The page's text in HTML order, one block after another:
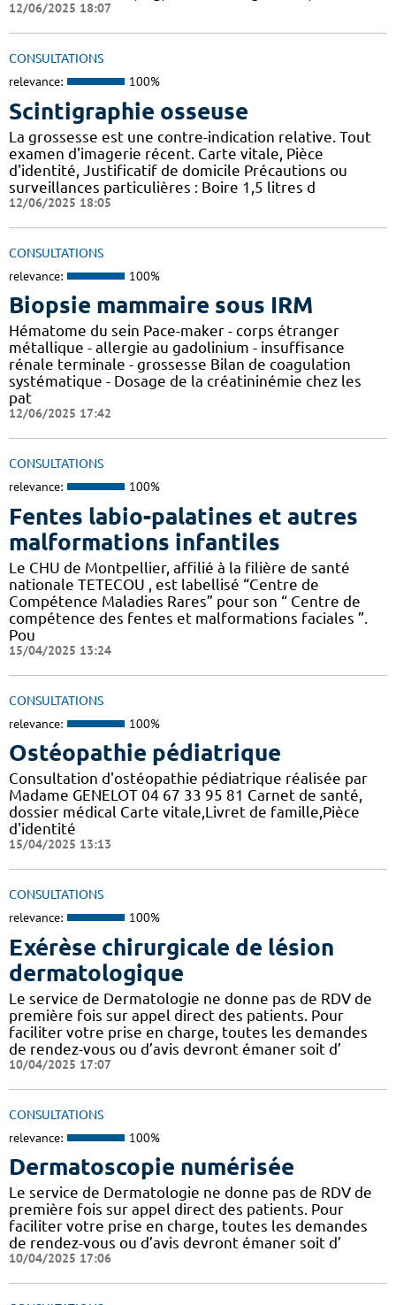
12/06/2025 18:07
CONSULTATIONS
relevance: 100%
Scintigraphie osseuse
La grossesse est une contre-indication relative. Tout
examen d'imagerie récent. Carte vitale, Pièce
d'identité, Justificatif de domicile Précautions ou
surveillances particulières : Boire 1,5 litres d
12/06/2025 18:05
CONSULTATIONS
relevance: 100%
Biopsie mammaire sous IRM
Hématome du sein Pace-maker - corps étranger
métallique - allergie au gadolinium - insuffisance
rénale terminale - grossesse Bilan de coagulation
systématique - Dosage de la créatininémie chez les
pat
12/06/2025 17:42
CONSULTATIONS
relevance: 100%
Fentes labio-palatines et autres
malformations infantiles
Le CHU de Montpellier, affilié à la filière de santé
nationale TETECOU , est labellisé “Centre de
Compétence Maladies Rares” pour son “ Centre de
compétence des fentes et malformations faciales ”.
Pou
15/04/2025 13:24
CONSULTATIONS
relevance: 100%
Ostéopathie pédiatrique
Consultation d'ostéopathie pédiatrique réalisée par
Madame GENELOT 04 67 33 95 81 Carnet de santé,
dossier médical Carte vitale,Livret de famille,Pièce
d'identité
15/04/2025 13:13
CONSULTATIONS
relevance: 100%
Exérèse chirurgicale de lésion
dermatologique
Le service de Dermatologie ne donne pas de RDV de
première fois sur appel direct des patients. Pour
faciliter votre prise en charge, toutes les demandes
de rendez-vous ou d’avis devront émaner soit d’
10/04/2025 17:07
CONSULTATIONS
relevance: 100%
Dermatoscopie numérisée
Le service de Dermatologie ne donne pas de RDV de
première fois sur appel direct des patients. Pour
faciliter votre prise en charge, toutes les demandes
de rendez-vous ou d’avis devront émaner soit d’
10/04/2025 17:06